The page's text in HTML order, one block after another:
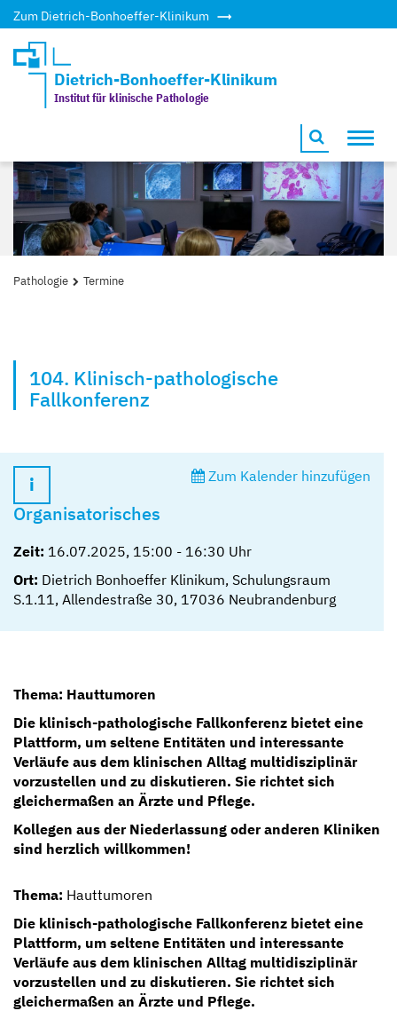
Zum Dietrich-Bonhoeffer-Klinikum
Dietrich-Bonhoeffer-Klinikum
Institut für klinische Pathologie
Pathologie Termine
104. Klinisch-pathologische
Fallkonferenz
Zum Kalender hinzufügen
Organisatorisches
Zeit: 16.07.2025, 15:00 - 16:30 Uhr
Ort: Dietrich Bonhoeffer Klinikum, Schulungsraum
S.1.11, Allendestraße 30, 17036 Neubrandenburg
Thema: Hauttumoren
Die klinisch-pathologische Fallkonferenz bietet eine
Plattform, um seltene Entitäten und interessante
Verläufe aus dem klinischen Alltag multidisziplinär
vorzustellen und zu diskutieren. Sie richtet sich
gleichermaßen an Ärzte und Pflege.
Kollegen aus der Niederlassung oder anderen Kliniken
sind herzlich willkommen!
Thema: Hauttumoren
Die klinisch-pathologische Fallkonferenz bietet eine
Plattform, um seltene Entitäten und interessante
Verläufe aus dem klinischen Alltag multidisziplinär
vorzustellen und zu diskutieren. Sie richtet sich
gleichermaßen an Ärzte und Pflege.